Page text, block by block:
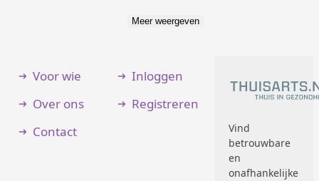
Meer weergeven
Voor wie
Over ons
Contact
Inloggen
Registreren
Vind
betrouwbare
en
onafhankelijke